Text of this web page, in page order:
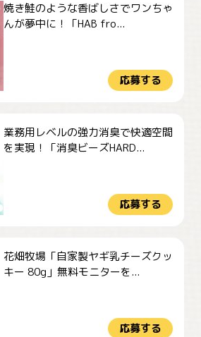
焼き鮭のような香ばしさでワンちゃ
んが夢中に！「HAB fro...
応募する
業務用レベルの強力消臭で快適空間
を実現！「消臭ビーズHARD...
応募する
花畑牧場「自家製ヤギ乳チーズクッ
キー 80g」無料モニターを...
応募する